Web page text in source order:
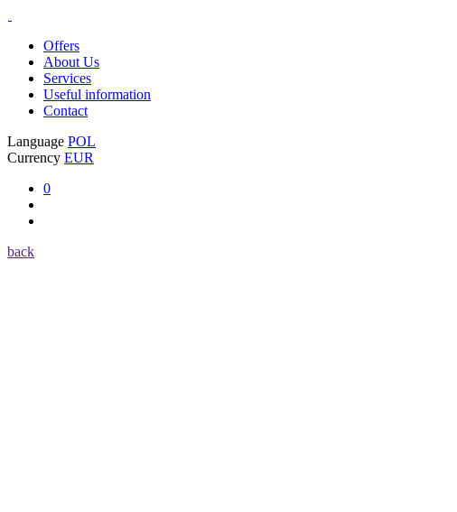
Offers
About Us
Services
Useful information
Contact
Language POL
Currency EUR
0
back